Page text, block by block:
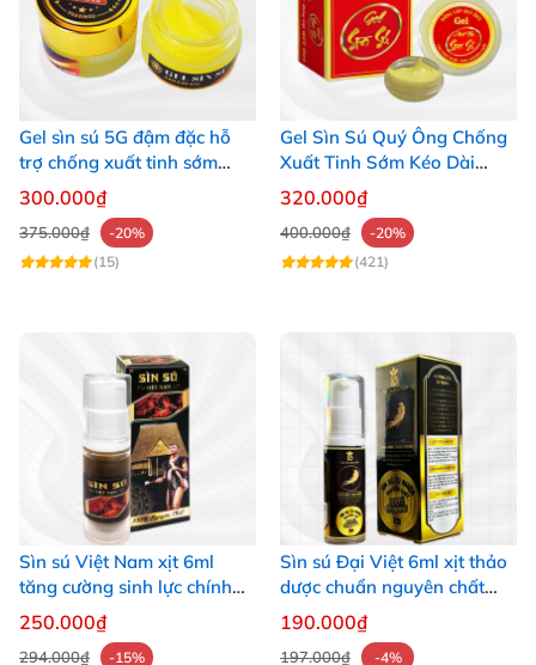
Gel sìn sú 5G đậm đặc hỗ
trợ chống xuất tinh sớm
hiệu quả
300.000₫
375.000₫
-20%
(15)
Gel Sìn Sú Quý Ông Chống
Xuất Tinh Sớm Kéo Dài
Cuộc Yêu
320.000₫
400.000₫
-20%
(421)
Sìn sú Việt Nam xịt 6ml
tăng cường sinh lực chính
hãng
250.000₫
294.000₫
-15%
Sìn sú Đại Việt 6ml xịt thảo
dược chuẩn nguyên chất
tăng cường sức khỏe
190.000₫
197.000₫
-4%